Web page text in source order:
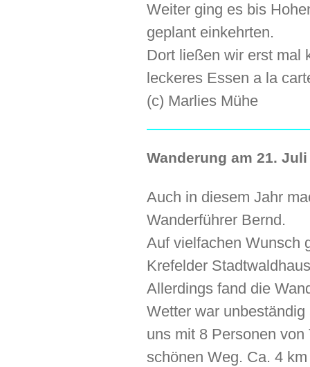
Weiter ging es bis
geplant einkehrten.
Dort ließen wir erst mal
leckeres Essen a la
(c) Marlies Mühe
Wanderung am 21.
Auch in diesem Jahr
Wanderführer Bernd.
Auf vielfachen Wunsch
Krefelder
Allerdings fand die
Wetter war
uns mit 8 Personen
schönen Weg. Ca. 4